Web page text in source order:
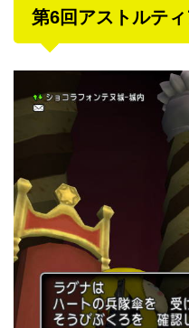
第6回アストルテ